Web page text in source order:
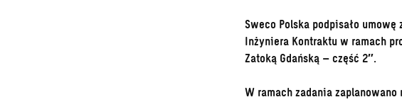
Sweco Polska podpisało
Inżyniera Kontraktu w ramach
Zatoką Gdańską – część 2″.
W ramach zadania zaplanowano